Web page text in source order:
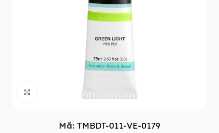
Click to enlarge
Mã: TMBDT-011-VE-0179